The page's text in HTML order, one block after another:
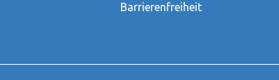
Barrierenfreiheit